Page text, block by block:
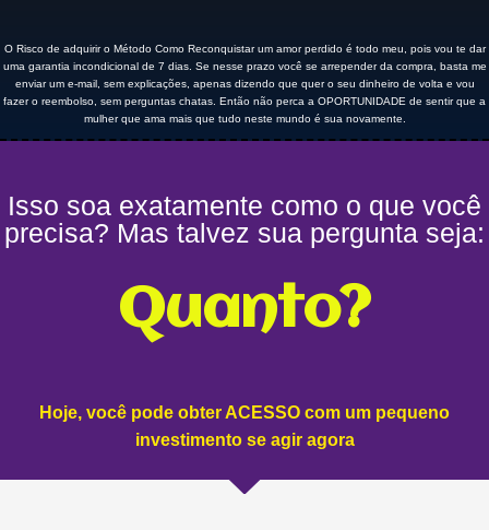
O Risco de adquirir o Método Como Reconquistar um amor perdido é todo meu, pois vou te dar
uma garantia incondicional de 7 dias. Se nesse prazo você se arrepender da compra, basta me
enviar um e-mail, sem explicações, apenas dizendo que quer o seu dinheiro de volta e vou
fazer o reembolso, sem perguntas chatas. Então não perca a OPORTUNIDADE de sentir que a
mulher que ama mais que tudo neste mundo é sua novamente.
Isso soa exatamente como o que você
precisa? Mas talvez sua pergunta seja:
Quanto?
Hoje, você pode obter ACESSO com um pequeno
investimento se agir agora